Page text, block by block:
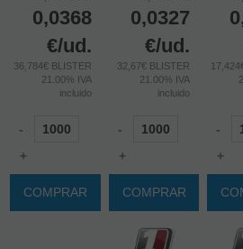
0,0368
€/ud.
36,784€ BLISTER
21.00% IVA
incluido
-
+
COMPRAR
0,0327
€/ud.
32,67€ BLISTER
21.00% IVA
incluido
-
+
COMPRAR
-
+